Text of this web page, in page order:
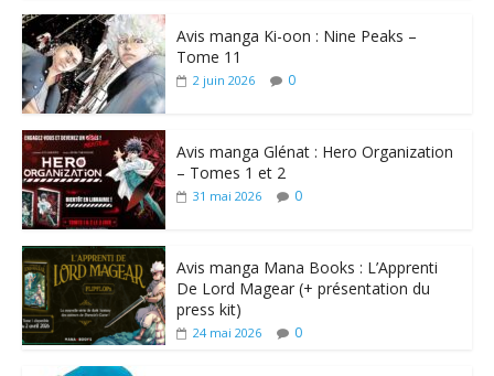
Avis manga Ki-oon : Nine Peaks –
Tome 11
2 juin 2026 0
Avis manga Glénat : Hero Organization
– Tomes 1 et 2
31 mai 2026 0
Avis manga Mana Books : L’Apprenti
De Lord Magear (+ présentation du
press kit)
24 mai 2026 0